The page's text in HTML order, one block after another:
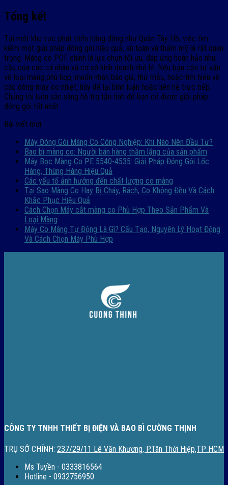
Tổng kết
Tại một khu vực phát triển năng động như Quận Tây Hồ, việc tìm
kiếm một giải pháp đóng gói hiệu quả, an toàn và thẩm mỹ là rất quan
trọng. Màng co POF chính là lựa chọn tối ưu, đáp ứng hoàn hảo nhu
cầu của các cá nhân và cơ sở kinh doanh nhỏ lẻ. Nếu bạn cần tư vấn
về loại màng phù hợp, muốn nhận báo giá, thử mẫu, hoặc tìm hiểu về
các dòng máy co nhiệt, hãy để lại bình luận hoặc liên hệ trực tiếp.
Chúng tôi luôn sẵn sàng hỗ trợ tận tình để bạn có được giải pháp
đóng gói tốt nhất.
Bài viết mới
Máy Đóng Gói Màng Co Công Nghiệp: Khi Nào Nên Đầu Tư?
Bao bì màng co: Người bán hàng thầm lặng của sản phẩm
Máy Bọc Màng Co PE 5540-4535: Giải Pháp Đóng Gói Lốc
Hàng, Thùng Hàng Hiệu Quả
Các yếu tố ảnh hưởng đến chất lượng co màng
Tại Sao Màng Co Hay Bị Cháy, Rách, Co Không Đều Và Cách
Khắc Phục Hiệu Quả
Cách Chọn Máy cắt màng co Phù Hợp Theo Sản Phẩm Và
Loại Màng
Máy Co Màng Tự Động Là Gì? Cấu Tạo, Nguyên Lý Hoạt Động
Và Cách Chọn Máy Phù Hợp
CÔNG TY TNHH THIẾT BỊ ĐIỆN VÀ BAO BÌ CƯỜNG THỊNH
TRỤ SỞ CHÍNH: 237/29/11 Lê Văn Khương, P.Tân Thới Hiệp,TP HCM
Ms Tuyền - 0333816564
Hotline - 0932756950